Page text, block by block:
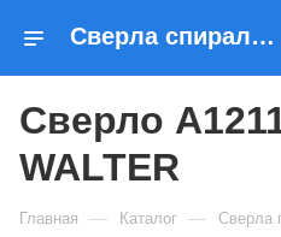
Сверла спиральные Сверло A1211-7/32IN WALTER — купить по выгодным ценам в Москве
Сверло
WALTER
Главная — Каталог — Сверла